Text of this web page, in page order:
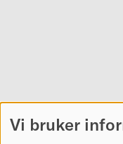
Vi bruker